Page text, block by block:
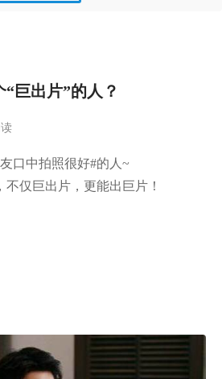
巨出片”的人？
口中拍照很好#的人~
仅巨出片，更能出巨片！